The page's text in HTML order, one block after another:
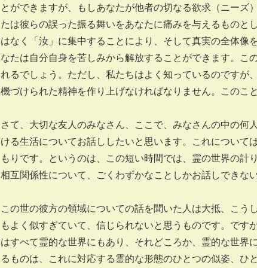
とができますが、もしあなたが他者の切なる欲求（ニーズ
たは彼らの誤った振る舞いをあなたに痛みを与えるものと
はなく「汝」に集中することにより、そして真実の全体像
なたは自分自身を苦しみから解放することができます。こ
れるでしょう。ただし、私たちはよく知っているのですが
機づけられた精神を作り上げなければなりません。このこ
さて、大切な友人のみなさん、ここで、みなさんの中の何
ける生活についてお話ししたいと思います。これについて
もりです。というのは、この短い時間では、霊の世界の
相互関係性について、ごくわずかなことしかお話しできな
この世の彼方の領域についての話を聞いた人は大抵、こう
もよく似すぎていて、信じられないと思うものです。で
はすべて霊的な世界にもあり、それどころか、霊的な世界
るものは、これに対応する霊的な形態のひとつの似姿、ひ